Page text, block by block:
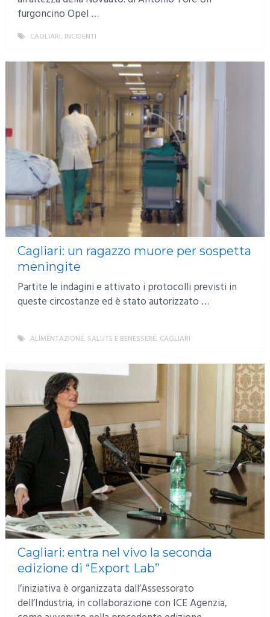
furgoncino Opel …
CAGLIARI, INCIDENTI
Cagliari: un ragazzo muore per sospetta
meningite
Partite le indagini e attivato i protocolli previsti in
queste circostanze ed è stato autorizzato …
ALIMENTAZIONE, SALUTE E BENESSERE, CAGLIARI
Cagliari: entra nel vivo la seconda
edizione di “Export Lab”
l’iniziativa è organizzata dall’Assessorato
dell’Industria, in collaborazione con ICE Agenzia,